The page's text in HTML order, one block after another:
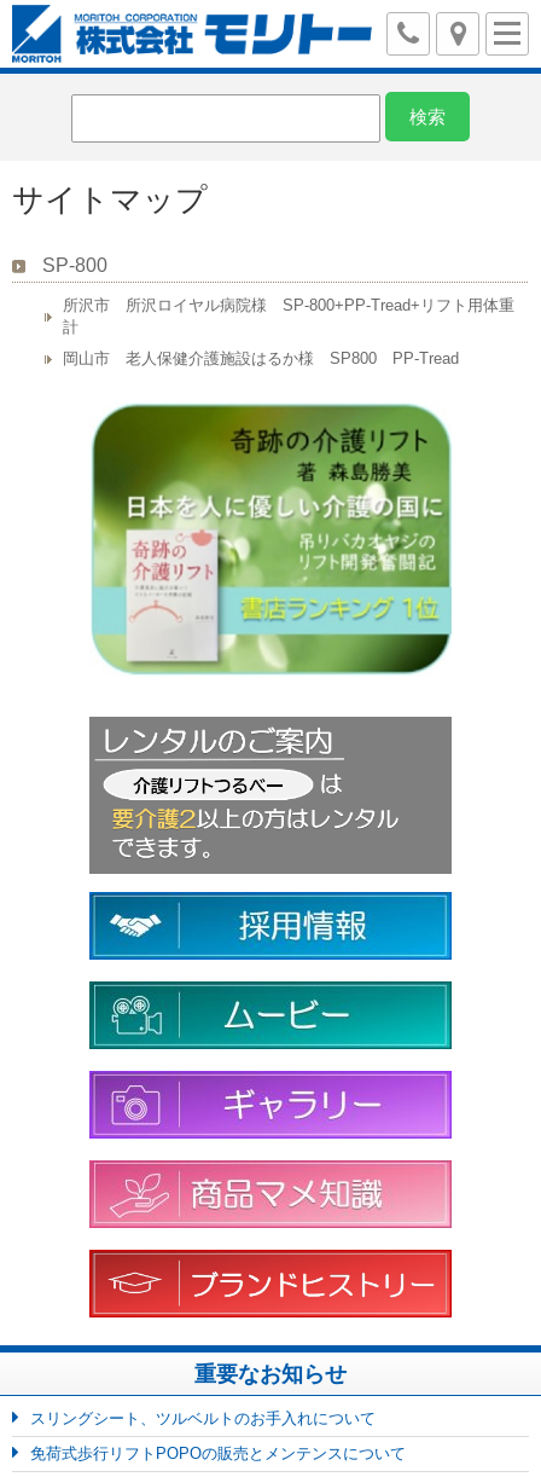
サイトマップ
SP-800
所沢市 所沢ロイヤル病院様 SP-800+PP-Tread+リフト用体重
計
岡山市 老人保健介護施設はるか様 SP800 PP-Tread
重要なお知らせ
スリングシート、ツルベルトのお手入れについて
免荷式歩行リフトPOPOの販売とメンテンスについて